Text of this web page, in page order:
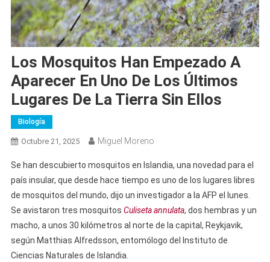
Los Mosquitos Han Empezado A
Aparecer En Uno De Los Últimos
Lugares De La Tierra Sin Ellos
Biología
Octubre 21, 2025 Miguel Moreno
Se han descubierto mosquitos en Islandia, una novedad para el
país insular, que desde hace tiempo es uno de los lugares libres
de mosquitos del mundo, dijo un investigador a la AFP el lunes.
Se avistaron tres mosquitos Culiseta annulata, dos hembras y un
macho, a unos 30 kilómetros al norte de la capital, Reykjavik,
según Matthias Alfredsson, entomólogo del Instituto de
Ciencias Naturales de Islandia.